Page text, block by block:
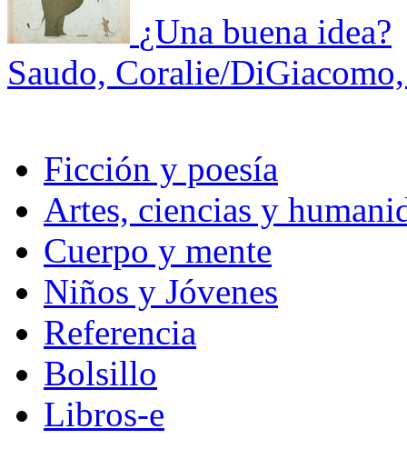
¿Una buena idea?
Saudo, Coralie/
Ficción y poesía
Artes, ciencias y
Cuerpo y mente
Niños y Jóvenes
Referencia
Bolsillo
Libros-e